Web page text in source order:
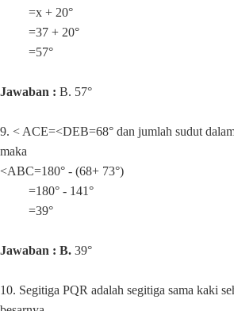
=x + 20°
=37 + 20°
=57°
Jawaban : B. 57°
9. < ACE=<DEB=68° dan jumlah sudut
maka
<ABC=180° - (68+ 73°)
=180° - 141°
=39°
Jawaban : B. 39°
10. Segitiga PQR adalah segitiga sama kaki